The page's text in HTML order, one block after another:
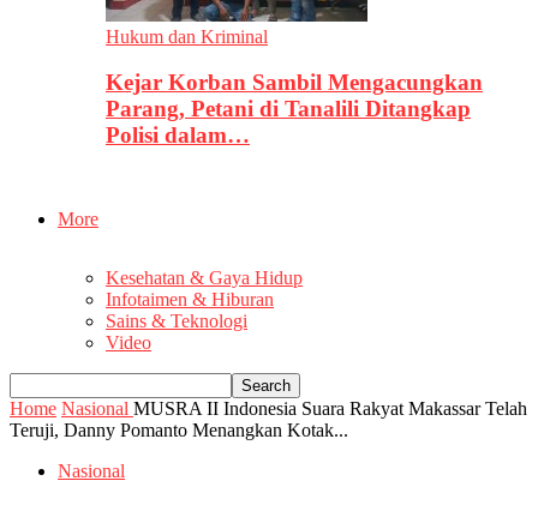
Hukum dan Kriminal
Kejar Korban Sambil Mengacungkan
Parang, Petani di Tanalili Ditangkap
Polisi dalam…
More
Kesehatan & Gaya Hidup
Infotaimen & Hiburan
Sains & Teknologi
Video
Home Nasional MUSRA II Indonesia Suara Rakyat Makassar Telah
Teruji, Danny Pomanto Menangkan Kotak...
Nasional